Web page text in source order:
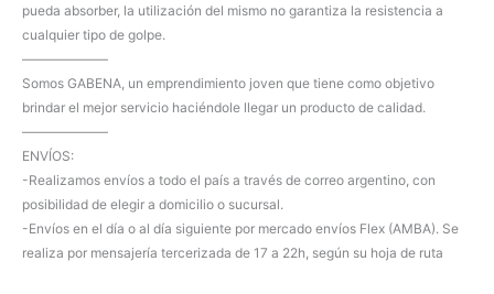
pueda absorber, la utilización del mismo no garantiza la resistencia a
cualquier tipo de golpe.
——————–
Somos GABENA, un emprendimiento joven que tiene como objetivo
brindar el mejor servicio haciéndole llegar un producto de calidad.
——————–
ENVÍOS:
-Realizamos envíos a todo el país a través de correo argentino, con
posibilidad de elegir a domicilio o sucursal.
-Envíos en el día o al día siguiente por mercado envíos Flex (AMBA). Se
realiza por mensajería tercerizada de 17 a 22h, según su hoja de ruta